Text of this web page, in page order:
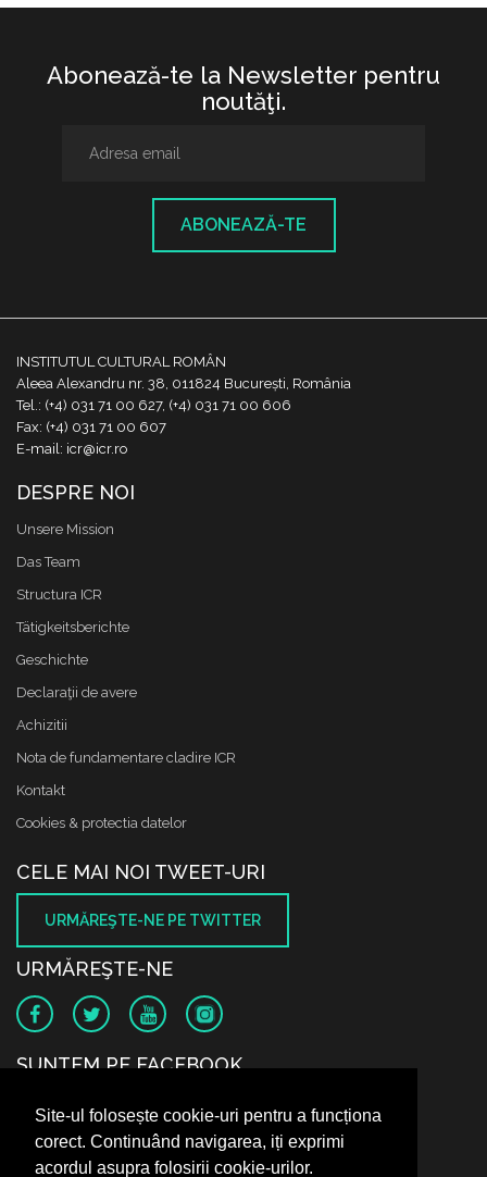
Site-ul folosește cookie-uri pentru a funcționa
corect. Continuând navigarea, iți exprimi
acordul asupra folosirii cookie-urilor.
Abonează-te la Newsletter pentru
noutăţi.
ABONEAZĂ-TE
INSTITUTUL CULTURAL ROMÂN
Aleea Alexandru nr. 38, 011824 București, România
Tel.: (+4) 031 71 00 627, (+4) 031 71 00 606
Fax: (+4) 031 71 00 607
E-mail: icr@icr.ro
DESPRE NOI
Unsere Mission
Das Team
Structura ICR
Tätigkeitsberichte
Geschichte
Declaraţii de avere
Achizitii
Nota de fundamentare cladire ICR
Kontakt
Cookies & protectia datelor
CELE MAI NOI TWEET-URI
URMĂREŞTE-NE PE TWITTER
URMĂREŞTE-NE
SUNTEM PE FACEBOOK